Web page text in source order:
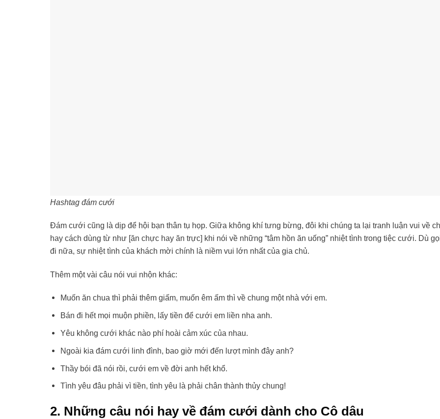
Hashtag đám cưới
Đám cưới cũng là dịp để hội bạn thân tụ họp. Giữa không khí tưng bừng, đôi khi chúng ta lại tranh luận vui về
hay cách dùng từ như [ăn chực hay ăn trực] khi nói về những “tâm hồn ăn uống” nhiệt tình trong tiệc cưới. Dù
đi nữa, sự nhiệt tình của khách mời chính là niềm vui lớn nhất của gia chủ.
Thêm một vài câu nói vui nhộn khác:
Muốn ăn chua thì phải thêm giấm, muốn êm ấm thì về chung một nhà với em.
Bán đi hết mọi muộn phiền, lấy tiền để cưới em liền nha anh.
Yêu không cưới khác nào phí hoài cảm xúc của nhau.
Ngoài kia đám cưới linh đình, bao giờ mới đến lượt mình đây anh?
Thầy bói đã nói rồi, cưới em về đời anh hết khổ.
Tình yêu đâu phải vì tiền, tình yêu là phải chân thành thủy chung!
2. Những câu nói hay về đám cưới dành cho Cô dâu